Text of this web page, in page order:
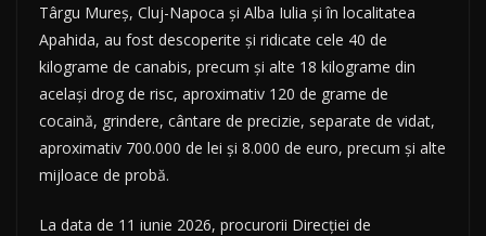
Târgu Mureș, Cluj-Napoca și Alba Iulia și în localitatea
Apahida, au fost descoperite și ridicate cele 40 de
kilograme de canabis, precum și alte 18 kilograme din
același drog de risc, aproximativ 120 de grame de
cocaină, grindere, cântare de precizie, separate de vidat,
aproximativ 700.000 de lei și 8.000 de euro, precum și alte
mijloace de probă.
La data de 11 iunie 2026, procurorii Direcției de